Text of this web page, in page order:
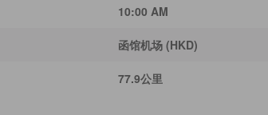
10:00 AM
函馆机场 (HKD)
77.9公里